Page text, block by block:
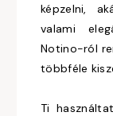
képzelni,
valami
Notino-ról
többféle
Ti